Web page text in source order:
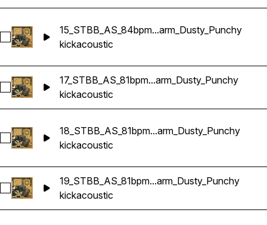
Sélectionnez
15_STBB_AS_84bpm...arm_Dusty_Punchy
kickacoustic
Sélectionnez
17_STBB_AS_81bpm...arm_Dusty_Punchy
kickacoustic
Sélectionnez
18_STBB_AS_81bpm...arm_Dusty_Punchy
kickacoustic
Sélectionnez
19_STBB_AS_81bpm...arm_Dusty_Punchy
kickacoustic